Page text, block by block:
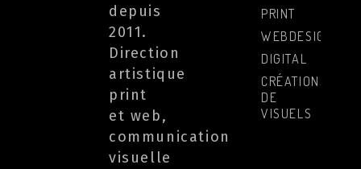
depuis
2011.
Direction
artistique
print
et web,
communication
visuelle
PRINT
WEBDESIGN
DIGITAL
CRÉATIONS
DE
VISUELS